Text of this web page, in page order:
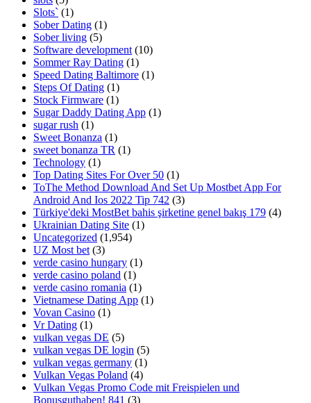
Slots` (1)
Sober Dating (1)
Sober living (5)
Software development (10)
Sommer Ray Dating (1)
Speed Dating Baltimore (1)
Steps Of Dating (1)
Stock Firmware (1)
Sugar Daddy Dating App (1)
sugar rush (1)
Sweet Bonanza (1)
sweet bonanza TR (1)
Technology (1)
Top Dating Sites For Over 50 (1)
ToThe Method Download And Set Up Mostbet App For
Android And Ios 2022 Tip 742 (3)
Türkiye'deki MostBet bahis şirketine genel bakış 179 (4)
Ukrainian Dating Site (1)
Uncategorized (1,954)
UZ Most bet (3)
verde casino hungary (1)
verde casino poland (1)
verde casino romania (1)
Vietnamese Dating App (1)
Vovan Casino (1)
Vr Dating (1)
vulkan vegas DE (5)
vulkan vegas DE login (5)
vulkan vegas germany (1)
Vulkan Vegas Poland (4)
Vulkan Vegas Promo Code mit Freispielen und
Bonusguthaben! 841 (3)